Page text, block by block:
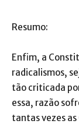
Resumo:
Enfim, a
radicalismos,
tão criticada
essa, razão
tantas vezes as